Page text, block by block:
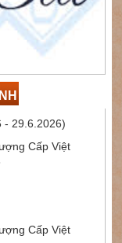
- 29.6.2026)
Cấp Việt
Cấp Việt